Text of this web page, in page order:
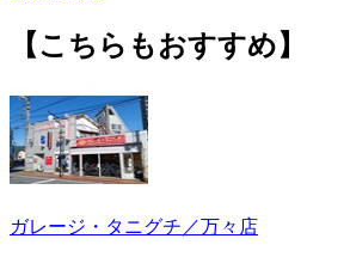
【こちらもおすすめ】
ガレージ・タニグチ／万々店